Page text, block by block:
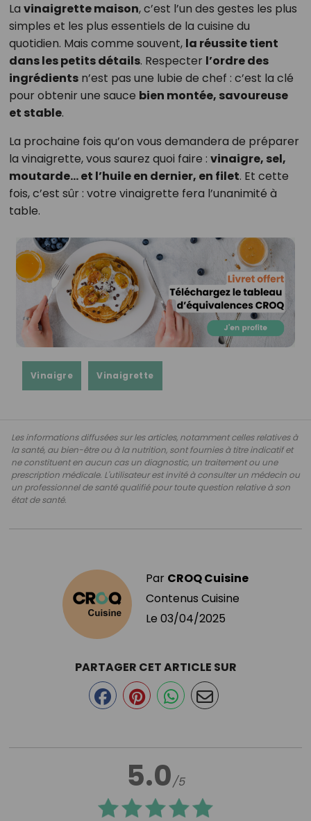
La vinaigrette maison, c’est l’un des gestes les plus
simples et les plus essentiels de la cuisine du
quotidien. Mais comme souvent, la réussite tient
dans les petits détails. Respecter l’ordre des
ingrédientsn’est pas une lubie de chef : c’est la clé
pour obtenir une sauce bien montée, savoureuse
et stable.
La prochaine fois qu’on vous demandera de préparer
la vinaigrette, vous saurez quoi faire : vinaigre, sel,
moutarde… et l’huile en dernier, en filet. Et cette
fois, c’est sûr : votre vinaigrette fera l’unanimité à
table.
Vinaigre Vinaigrette
Les informations diffusées sur les articles, notamment celles relatives à
la santé, au bien-être ou à la nutrition, sont fournies à titre indicatif et
ne constituent en aucun cas un diagnostic, un traitement ou une
prescription médicale. L'utilisateur est invité à consulter un médecin ou
un professionnel de santé qualifié pour toute question relative à son
état de santé.
Par CROQ Cuisine
Contenus Cuisine
Le 03/04/2025
5.0/5
PARTAGER CET ARTICLE SUR